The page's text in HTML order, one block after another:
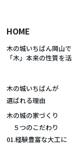
HOME
木の城いちばん岡山
「木」本来の性質を
木の城いちばんが
選ばれる理由
木の城の家づくり
５つのこだわり
01.経験豊富な大工に